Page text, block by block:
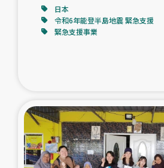
日本
令和6年能登半島地震 緊急支援
緊急支援事業